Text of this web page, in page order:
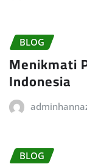
BLOG
Menikmati
Indonesia
BLOG